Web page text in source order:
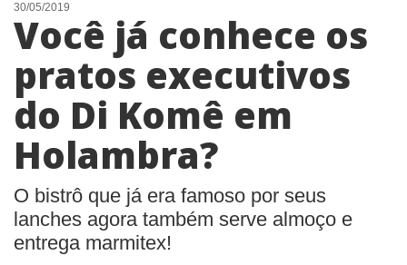
NOTÍCIAS
LISTA DIGITAL
TELEFONES ÚTEIS
ANUNCIE
BUSCAR
30/05/2019
Você já conhece os
pratos executivos
do Di Komê em
Holambra?
O bistrô que já era famoso por seus
lanches agora também serve almoço e
entrega marmitex!